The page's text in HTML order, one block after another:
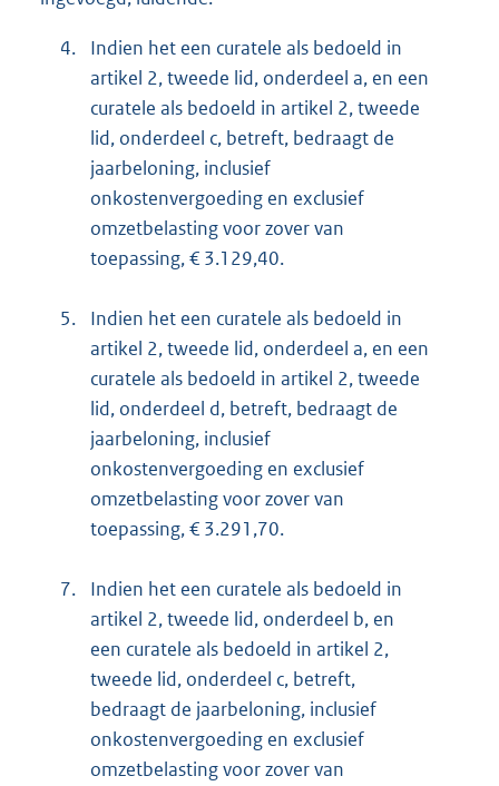
4.
Indien het een curatele als bedoeld in
artikel 2, tweede lid, onderdeel a, en een
curatele als bedoeld in artikel 2, tweede
lid, onderdeel c, betreft, bedraagt de
jaarbeloning, inclusief
onkostenvergoeding en exclusief
omzetbelasting voor zover van
toepassing, € 3.129,40.
5.
Indien het een curatele als bedoeld in
artikel 2, tweede lid, onderdeel a, en een
curatele als bedoeld in artikel 2, tweede
lid, onderdeel d, betreft, bedraagt de
jaarbeloning, inclusief
onkostenvergoeding en exclusief
omzetbelasting voor zover van
toepassing, € 3.291,70.
7.
Indien het een curatele als bedoeld in
artikel 2, tweede lid, onderdeel b, en
een curatele als bedoeld in artikel 2,
tweede lid, onderdeel c, betreft,
bedraagt de jaarbeloning, inclusief
onkostenvergoeding en exclusief
omzetbelasting voor zover van